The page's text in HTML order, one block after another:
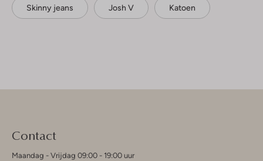
Skinny jeans Josh V Katoen
Contact
Maandag - Vrijdag 09:00 - 19:00 uur